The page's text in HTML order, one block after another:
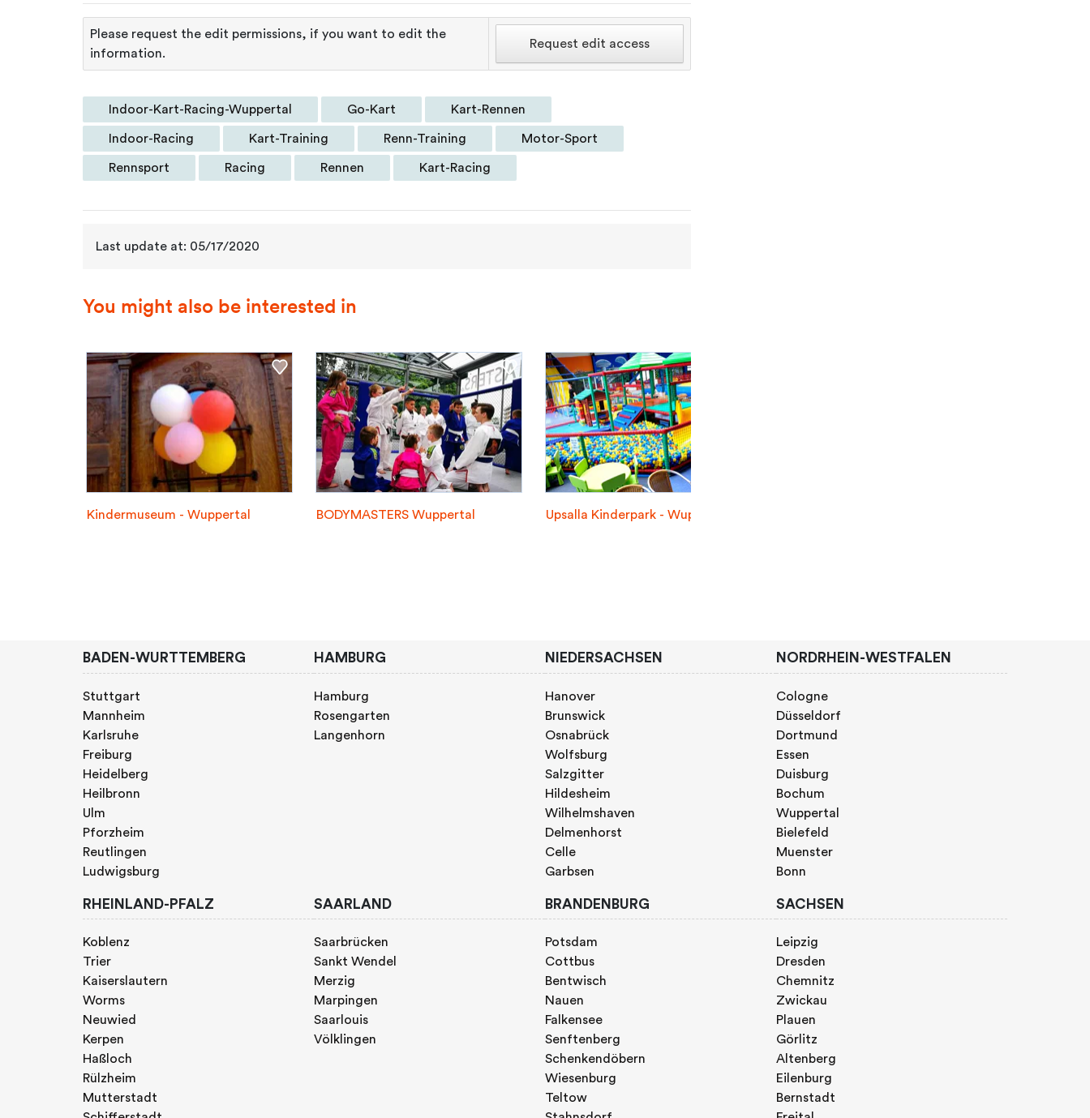
Please request the edit permissions, if you want to edit the
information.
Request edit access
Indoor-Kart-Racing-Wuppertal Go-Kart Kart-Rennen
Indoor-Racing Kart-Training Renn-Training Motor-Sport
Rennsport Racing Rennen Kart-Racing
Last update at: 05/17/2020
You might also be interested in
Kindermuseum - Wuppertal BODYMASTERS Wuppertal Upsalla Kinderpark - Wuppertal
BADEN-WURTTEMBERG
Stuttgart
Mannheim
Karlsruhe
Freiburg
Heidelberg
Heilbronn
Ulm
Pforzheim
Reutlingen
Ludwigsburg
HAMBURG
Hamburg
Rosengarten
Langenhorn
NIEDERSACHSEN
Hanover
Brunswick
Osnabrück
Wolfsburg
Salzgitter
Hildesheim
Wilhelmshaven
Delmenhorst
Celle
Garbsen
NORDRHEIN-WESTFALEN
Cologne
Düsseldorf
Dortmund
Essen
Duisburg
Bochum
Wuppertal
Bielefeld
Muenster
Bonn
RHEINLAND-PFALZ
Koblenz
Trier
Kaiserslautern
Worms
Neuwied
Kerpen
Haßloch
Rülzheim
Mutterstadt
SAARLAND
Saarbrücken
Sankt Wendel
Merzig
Marpingen
Saarlouis
Völklingen
BRANDENBURG
Potsdam
Cottbus
Bentwisch
Nauen
Falkensee
Senftenberg
Schenkendöbern
Wiesenburg
Teltow
SACHSEN
Leipzig
Dresden
Chemnitz
Zwickau
Plauen
Görlitz
Altenberg
Eilenburg
Bernstadt